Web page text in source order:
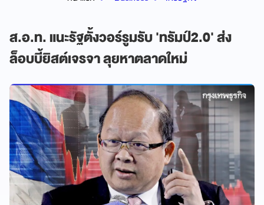
ส.อ.ท. แนะรัฐตั้งวอร์รูมรับ 'ทรัมป์2.0' ส่ง
ล็อบบี้ยิสต์เจรจา ลุยหาตลาดใหม่